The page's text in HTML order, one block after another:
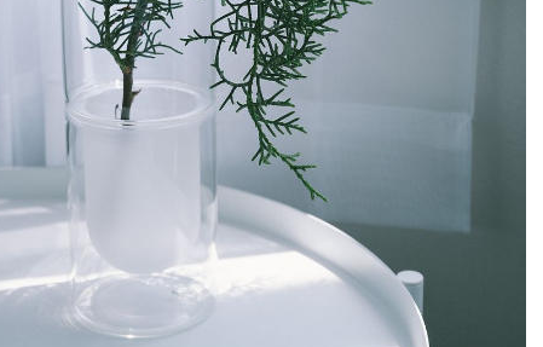
に近いものをお届けできるように人の目でチェックをしていま